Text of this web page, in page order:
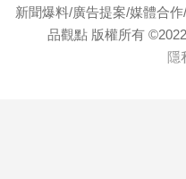
合
新聞爆料/廣告提案/媒體合
品觀點 版權所有
隱